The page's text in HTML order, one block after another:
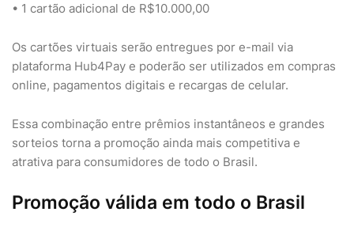
• 1 cartão adicional de R$10.000,00
Os cartões virtuais serão entregues por e-mail via
plataforma Hub4Pay e poderão ser utilizados em compras
online, pagamentos digitais e recargas de celular.
Essa combinação entre prêmios instantâneos e grandes
sorteios torna a promoção ainda mais competitiva e
atrativa para consumidores de todo o Brasil.
Promoção válida em todo o Brasil